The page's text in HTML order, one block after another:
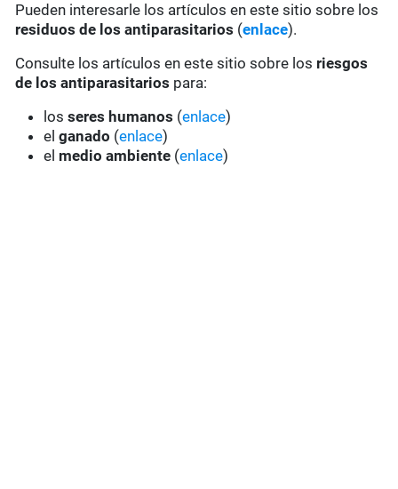
Pueden interesarle los artículos en este sitio sobre los
residuos de los antiparasitarios (enlace).
Consulte los artículos en este sitio sobre los riesgos
de los antiparasitarios para:
losseres humanos (enlace)
elganado (enlace)
el medio ambiente (enlace)